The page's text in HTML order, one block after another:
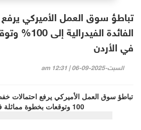
تباطؤ سوق العمل الأميركي
الفائدة
في الأردن
السبت-2025-09-06 | 12:31 am